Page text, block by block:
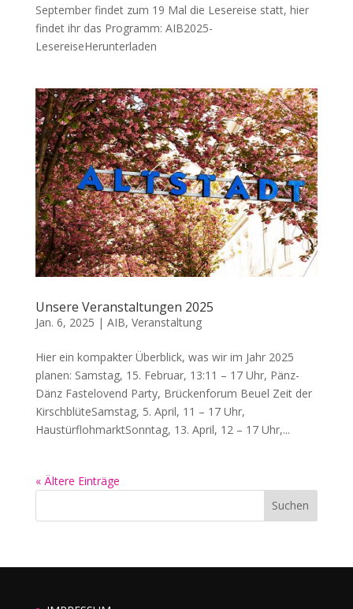
September findet zum 19 Mal die Lesereise statt, hier
findet ihr das Programm: AIB2025-
LesereiseHerunterladen
Unsere Veranstaltungen 2025
Jan. 6, 2025 | AIB, Veranstaltung
Hier ein kompakter Überblick, was wir im Jahr 2025
planen: Samstag, 15. Februar, 13:11 – 17 Uhr, Pänz-
Dänz Fastelovend Party, Brückenforum Beuel Zeit der
KirschblüteSamstag, 5. April, 11 – 17 Uhr,
HaustürflohmarktSonntag, 13. April, 12 – 17 Uhr,...
« Ältere Einträge
Suchen